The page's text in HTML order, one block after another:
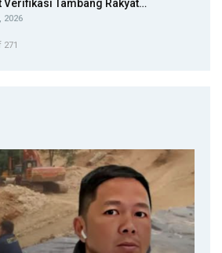
Verifikasi Tambang Rakyat…
2026
271